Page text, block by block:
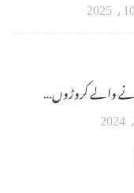
کرنے والے کروڑوں…